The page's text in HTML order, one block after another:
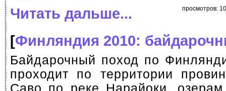
просмотров:
Читать дальше...
[Финляндия 2010:
Байдарочный поход по
проходит по территории
Саво по реке Нарайоки,